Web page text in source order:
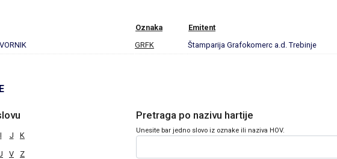
Oznaka Emitent
GRFK Štamparija Grafokomerc a.d. Trebinje
I J K
V Z
Pretraga po nazivu hartije
Unesite bar jedno slovo iz oznake ili naziva HOV.